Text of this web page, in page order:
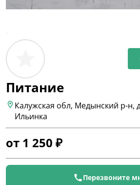
Питание
Калужская обл, Медынский р-н,
Ильинка
от 1 250 ₽
Перезвоните